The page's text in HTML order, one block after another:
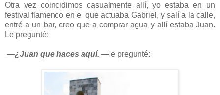
Otra vez coincidimos casualmente allí, yo estaba en un
festival flamenco en el que actuaba Gabriel, y salí a la calle,
entré a un bar, creo que a comprar agua y allí estaba Juan.
Le pregunté:
—¿Juan que haces aquí. —le pregunté: